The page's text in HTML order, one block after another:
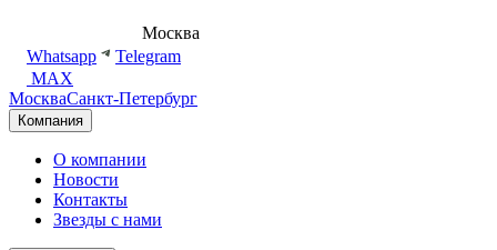
Москва
Whatsapp
Telegram
MAX
МоскваСанкт-Петербург
Компания
О компании
Новости
Контакты
Звезды с нами